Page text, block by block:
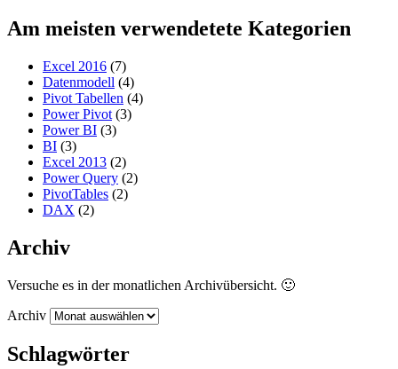
Am meisten verwendetete Kategorien
Excel 2016 (7)
Datenmodell (4)
Pivot Tabellen (4)
Power Pivot (3)
Power BI (3)
BI (3)
Excel 2013 (2)
Power Query (2)
PivotTables (2)
DAX (2)
Archiv
Versuche es in der monatlichen Archivübersicht. 🙂
Archiv
Schlagwörter